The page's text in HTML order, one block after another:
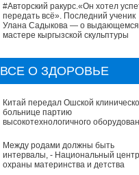
#Авторский ракурс.«Он хотел
передать всё». Последний ученик
Улана Садыкова — о выдающемся
мастере кыргызской скульптуры
ВСЕ О ЗДОРОВЬЕ
Китай передал Ошской
больнице партию
высокотехнологичного
Между родами должны быть
интервалы, - Национальный центр
охраны материнства и детства